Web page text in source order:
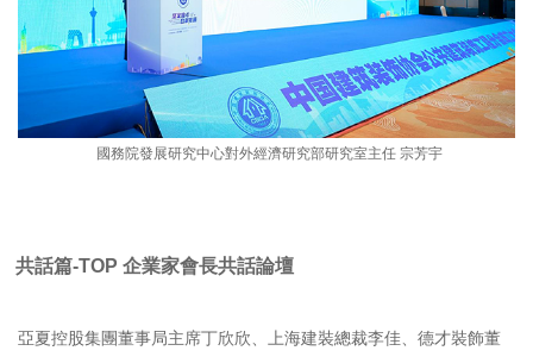
國務院發展研究中心對外經濟研究部研究室主任 宗芳宇
共話篇-TOP 企業家會長共話論壇
亞夏控股集團董事局主席丁欣欣、上海建裝總裁李佳、德才裝飾董